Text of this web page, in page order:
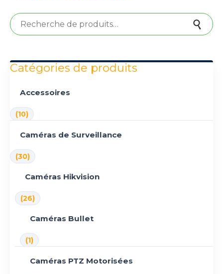
Recherche pour :
Catégories de produits
Accessoires
(10)
Caméras de Surveillance
(30)
Caméras Hikvision
(26)
Caméras Bullet
(1)
Caméras PTZ Motorisées